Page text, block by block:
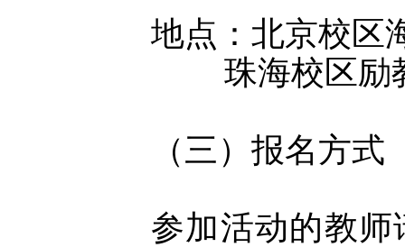
地点： 北京校区
珠海校区励
（三）报名方式
参加活动的教师